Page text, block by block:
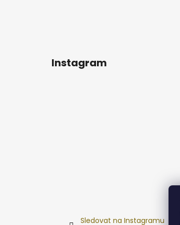
Instagram
Sledovat na Instagramu